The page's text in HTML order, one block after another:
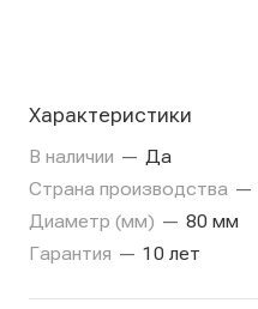
Характеристики
В наличии — Да
Страна производства —
Диаметр (мм) — 80 мм
Гарантия — 10 лет